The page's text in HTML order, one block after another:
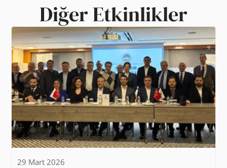
Diğer Etkinlikler
29 Mart 2026